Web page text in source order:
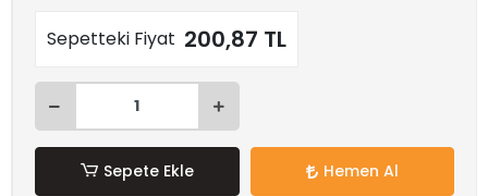
Sepetteki Fiyat 200,87 TL
Sepete Ekle Hemen Al